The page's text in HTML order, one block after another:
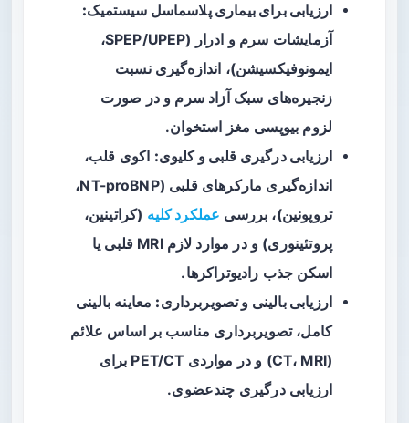
ارزیابی برای بیماری پلاسماسل سیستمیک:
آزمایشات سرم و ادرار (SPEP/UPEP،
ایمونوفیکسیشن)، اندازه‌گیری نسبت
زنجیره‌های سبک آزاد سرم و در صورت
لزوم بیوپسی مغز استخوان.
ارزیابی درگیری قلبی و کلیوی: اکوی قلب،
اندازه‌گیری مارکرهای قلبی (NT-proBNP،
تروپونین)، بررسی عملکرد کلیه (کراتینین،
پروتئینوری) و در موارد لازم MRI قلبی یا
اسکن جذب رادیوتراکرها.
ارزیابی بالینی و تصویربرداری: معاینه بالینی
کامل، تصویربرداری مناسب بر اساس علائم
(CT، MRI) و در مواردی PET/CT برای
ارزیابی درگیری چندعضوی.